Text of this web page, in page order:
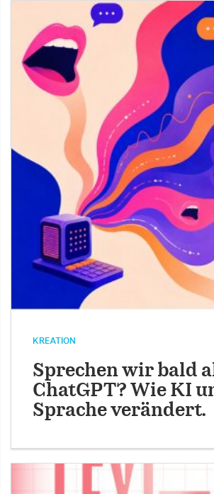
KREATION
Sprechen wir bald
ChatGPT? Wie KI
Sprache verändert.